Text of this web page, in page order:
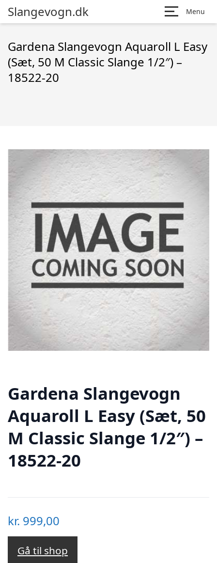
Slangevogn.dk Menu
Gardena Slangevogn Aquaroll L Easy
(Sæt, 50 M Classic Slange 1/2″) –
18522-20
Gardena Slangevogn
Aquaroll L Easy (Sæt, 50
M Classic Slange 1/2″) –
18522-20
kr. 999,00
Gå til shop